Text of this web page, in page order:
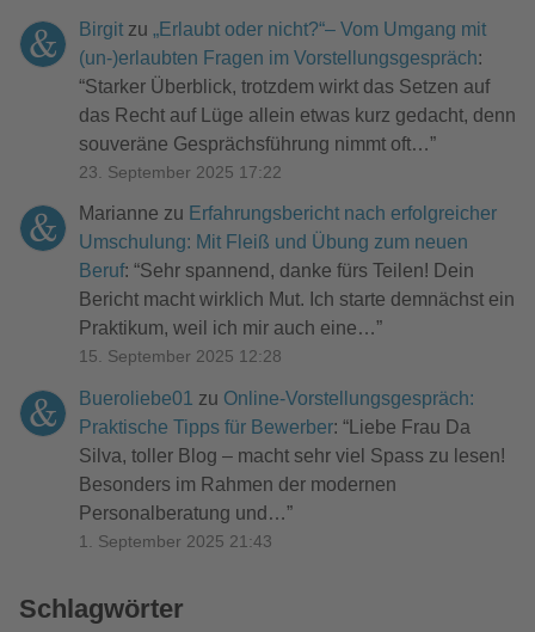
Birgit zu „Erlaubt oder nicht?“– Vom Umgang mit
(un-)erlaubten Fragen im Vorstellungsgespräch:
“Starker Überblick, trotzdem wirkt das Setzen auf
das Recht auf Lüge allein etwas kurz gedacht, denn
souveräne Gesprächsführung nimmt oft…”
23. September 2025 17:22
Marianne zu Erfahrungsbericht nach erfolgreicher
Umschulung: Mit Fleiß und Übung zum neuen
Beruf: “Sehr spannend, danke fürs Teilen! Dein
Bericht macht wirklich Mut. Ich starte demnächst ein
Praktikum, weil ich mir auch eine…”
15. September 2025 12:28
Bueroliebe01 zu Online-Vorstellungsgespräch:
Praktische Tipps für Bewerber: “ Liebe Frau Da
Silva, toller Blog – macht sehr viel Spass zu lesen!
Besonders im Rahmen der modernen
Personalberatung und…”
1. September 2025 21:43
Schlagwörter